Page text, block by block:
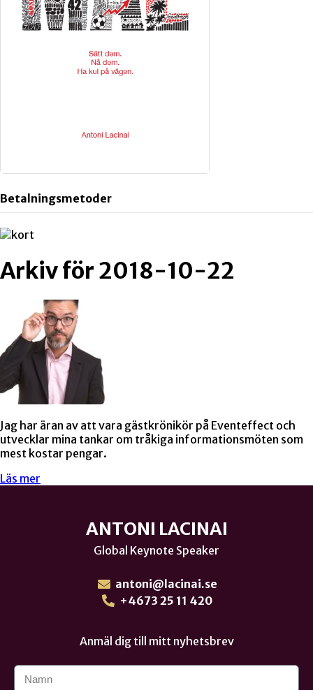
Betalningsmetoder
Arkiv för 2018-10-22
Jag har äran av att vara gästkrönikör på Eventeffect och
utvecklar mina tankar om tråkiga informationsmöten som
mest kostar pengar.
Läs mer
ANTONI LACINAI
Global Keynote Speaker
antoni@lacinai.se
+4673 25 11 420
Anmäl dig till mitt nyhetsbrev